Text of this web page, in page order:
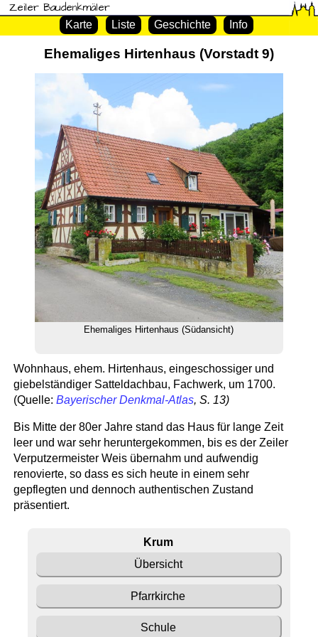
Zeiler Baudenkmäler
Karte Liste Geschichte Info
Ehemaliges Hirtenhaus (Vorstadt 9)
Ehemaliges Hirtenhaus (Südansicht)
Wohnhaus, ehem. Hirtenhaus, eingeschossiger und
giebelständiger Satteldachbau, Fachwerk, um 1700.
(Quelle: Bayerischer Denkmal-Atlas, S. 13)
Bis Mitte der 80er Jahre stand das Haus für lange Zeit
leer und war sehr heruntergekommen, bis es der Zeiler
Verputzermeister Weis übernahm und aufwendig
renovierte, so dass es sich heute in einem sehr
gepflegten und dennoch authentischen Zustand
präsentiert.
Krum
Übersicht
Pfarrkirche
Schule